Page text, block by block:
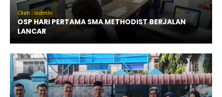
Oleh : admin
OSP HARI PERTAMA SMA METHODIST BERJALAN
LANCAR